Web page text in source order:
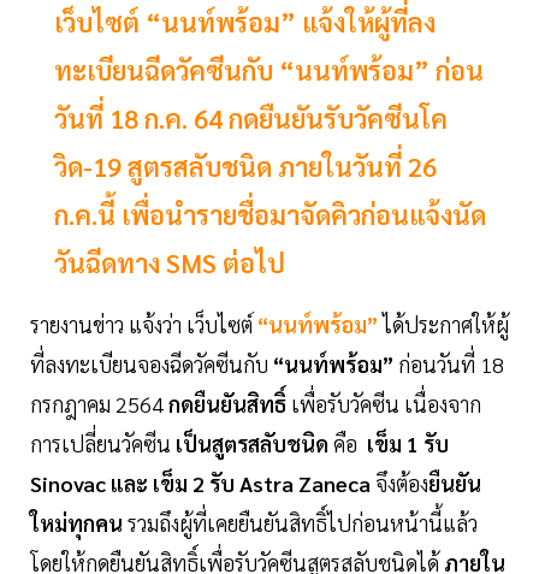
เว็บไซต์ “นนท์พร้อม” แจ้งให้ผู้ที่ลง
ทะเบียนฉีดวัคซีนกับ “นนท์พร้อม” ก่อน
วันที่ 18 ก.ค. 64 กดยืนยันรับวัคซีนโค
วิด-19 สูตรสลับชนิด ภายในวันที่ 26
ก.ค.นี้ เพื่อนำรายชื่อมาจัดคิวก่อนแจ้งนัด
วันฉีดทาง SMS ต่อไป
รายงานข่าว แจ้งว่า เว็บไซต์ “นนท์พร้อม”ได้ประกาศให้ผู้
ที่ลงทะเบียนจองฉีดวัคซีนกับ “นนท์พร้อม” ก่อนวันที่ 18
กรกฎาคม 2564กดยืนยันสิทธิ์ เพื่อรับวัคซีน เนื่องจาก
การเปลี่ยนวัคซีน เป็นสูตรสลับชนิด คือ เข็ม 1 รับ
Sinovac และ เข็ม 2 รับ Astra Zaneca จึงต้องยืนยัน
ใหม่ทุกคน รวมถึงผู้ที่เคยยืนยันสิทธิ์ไปก่อนหน้านี้แล้ว
โดยให้กดยืนยันสิทธิ์เพื่อรับวัคซีนสูตรสลับชนิดได้ภายใน